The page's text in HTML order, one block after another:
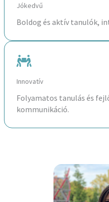
Jókedvű
Boldog és aktív tanulók,
Innovatív
Folyamatos tanulás és
kommunikáció.